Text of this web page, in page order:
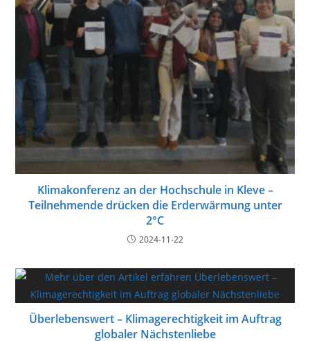
Klimakonferenz an der Hochschule in Kleve –
Teilnehmende drücken die Erderwärmung unter
2°C
2024-11-22
Überlebenswert – Klimagerechtigkeit im Auftrag
globaler Nächstenliebe